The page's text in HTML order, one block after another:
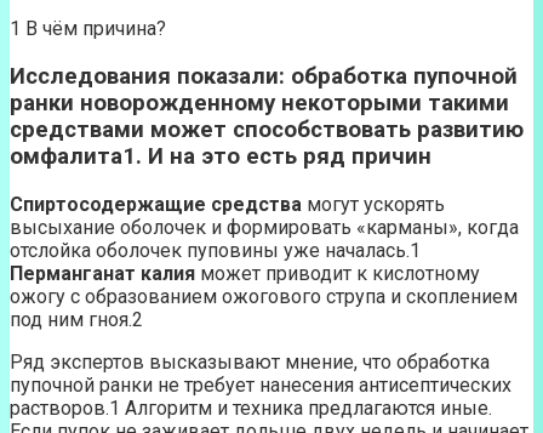
1 В чём причина?
Исследования показали: обработка пупочной
ранки новорожденному некоторыми такими
средствами может способствовать развитию
омфалита1. И на это есть ряд причин
Спиртосодержащие средства могут ускорять
высыхание оболочек и формировать «карманы», когда
отслойка оболочек пуповины уже началась.1
Перманганат калия может приводит к кислотному
ожогу с образованием ожогового струпа и скоплением
под ним гноя.2
Ряд экспертов высказывают мнение, что обработка
пупочной ранки не требует нанесения антисептических
растворов.1 Алгоритм и техника предлагаются иные.